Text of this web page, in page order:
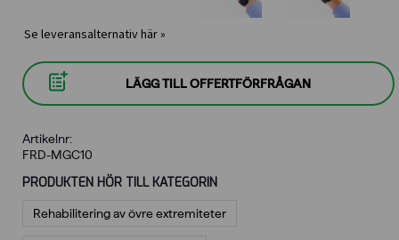
Se leveransalternativ här »
LÄGG TILL OFFERTFÖRFRÅGAN
Artikelnr:
FRD-MGC10
PRODUKTEN HÖR TILL KATEGORIN
Rehabilitering av övre extremiteter